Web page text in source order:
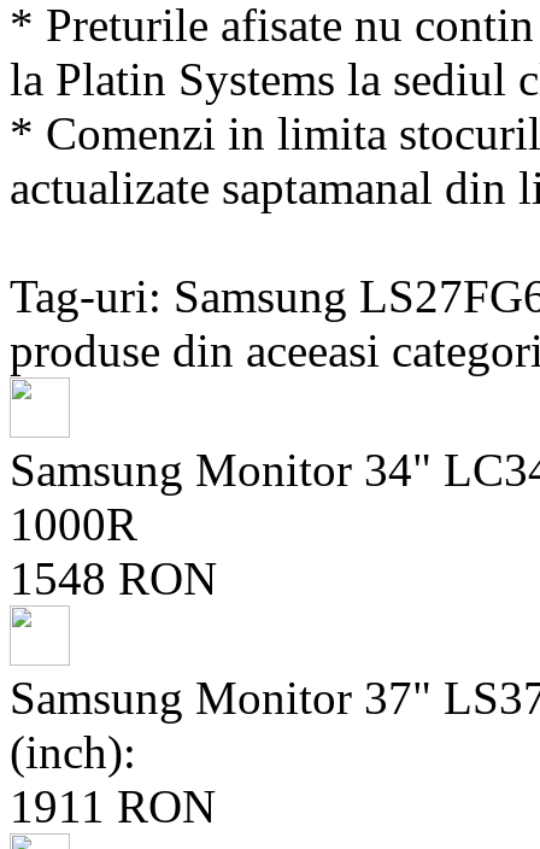
* Preturile afisate nu
la Platin Systems la sediul
* Comenzi in limita
actualizate saptamanal
Tag-uri: Samsung
produse din aceeasi
Samsung Monitor 34"
1000R
1548 RON
Samsung Monitor 37"
(inch):
1911 RON